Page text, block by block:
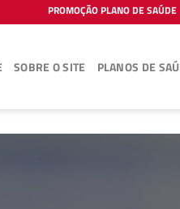
PROMOÇÃO PLANO DE SAÚDE
SOBRE O SITE PLANOS DE